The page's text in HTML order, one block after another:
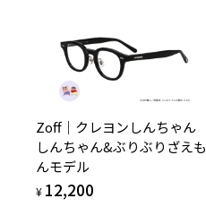
Zoff｜クレヨンしんちゃん
しんちゃん&ぶりぶりざえも
んモデル
¥ 12,200